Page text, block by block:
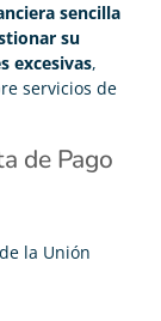
sencilla
su
excesivas,
servicios de
de Pago
la Unión